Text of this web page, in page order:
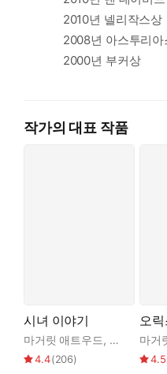
2010년 넬리작스상
2008년 아스투리
2000년 부커상
작가의 대표 작품
시녀 이야기
마거릿 애트우드, 김선형
4.4(206)
오
마거
4.5